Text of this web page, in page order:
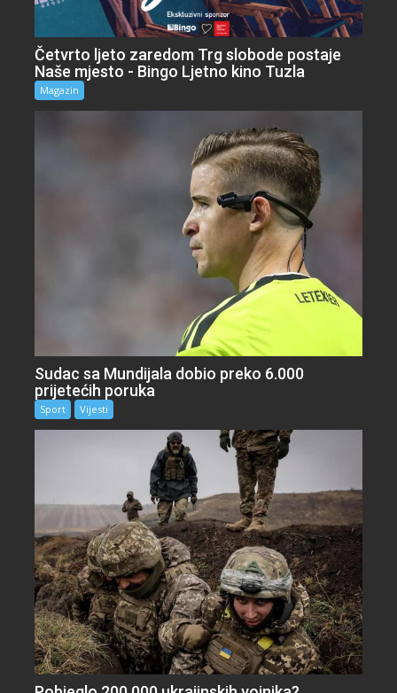
Četvrto ljeto zaredom Trg slobode postaje
Naše mjesto - Bingo Ljetno kino Tuzla
Magazin
Sudac sa Mundijala dobio preko 6.000
prijetećih poruka
Sport Vijesti